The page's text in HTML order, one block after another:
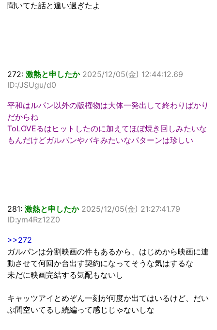
聞いてた話と違い過ぎたよ
272: 激熱と申したか 2025/12/05(金) 12:44:12.69
ID:/JSUgu/d0
平和はルパン以外の版権物は大体一発出して終わりばかり
だからね
ToLOVEるはヒットしたのに加えてほぼ焼き回しみたいな
もんだけどガルパンやバキみたいなパターンは珍しい
281: 激熱と申したか 2025/12/05(金) 21:27:41.79
ID:ym4Rz12Z0
>>272
ガルパンは分割映画の件もあるから、はじめから映画に連
動させて何回か台出す契約になってそうな気はするな
未だに映画完結する気配もないし
キャッツアイとめぞん一刻が何度か出てはいるけど、だい
ぶ間空いてるし続編って感じじゃないしな